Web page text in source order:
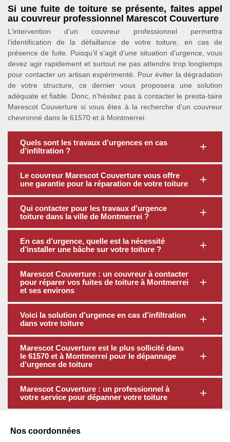
Si une fuite de toiture se présente, faites appel
au couvreur professionnel Marescot Couverture
L’intervention d’un couvreur professionnel permettra
l’identification de la défaillance de votre toiture, en cas de
présence de fuite. Puisqu’il s’agit d’une situation d’urgence, vous
devez agir rapidement et surtout ne pas attendre trop longtemps
pour contacter un artisan expérimenté. Pour éviter la dégradation
de votre structure, ce dernier vous proposera une solution
adéquate et fiable. Donc, n’hésitez pas à contacter le presta-taire
Marescot Couverture si vous êtes à la recherche d’un couvreur
chevronné dans le 61570 et à Montmerrei.
Quels sont les travaux d’urgences en cas
d’infiltration ?
Le couvreur Marescot Couverture vous offre
une garantie pour la réparation de votre toiture
Qui contacter pour les travaux d'urgence
toiture dans la ville de Montmerrei ?
En cas d’urgence, quelle est la nécessité
d’installer une bâche sur votre toiture ?
Marescot Couverture : un couvreur à contacter
pour réparer vos fuites de toiture à Montmerrei
et ses environs
Voici la solution d’urgence en cas d’infiltration
dans votre toiture
Marescot Couverture est le plus sollicité dans
le 61570 et à Montmerrei pour le dépannage
d’urgence de toiture
Marescot Couverture : un professionnel à
votre service pour dépanner votre toiture
Nos coordonnées